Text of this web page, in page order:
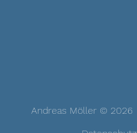
Andreas Möller © 2026